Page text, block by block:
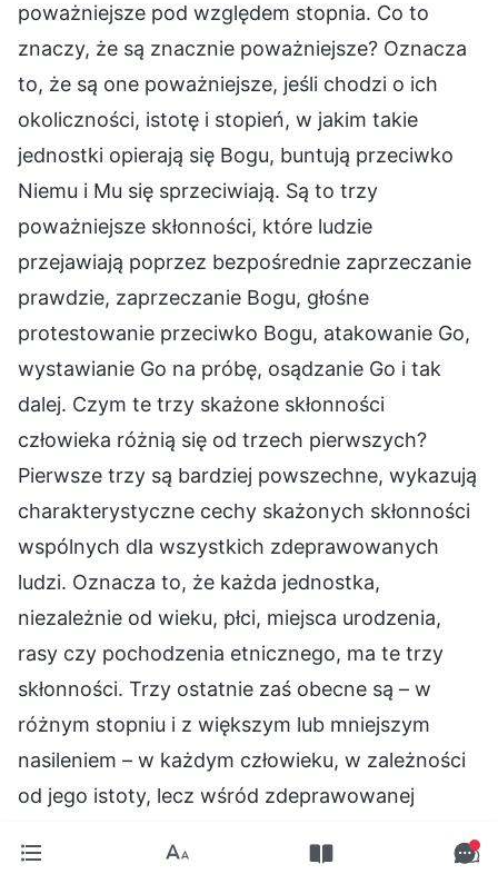
poważniejsze pod względem stopnia. Co to
znaczy, że są znacznie poważniejsze? Oznacza
to, że są one poważniejsze, jeśli chodzi o ich
okoliczności, istotę i stopień, w jakim takie
jednostki opierają się Bogu, buntują przeciwko
Niemu i Mu się sprzeciwiają. Są to trzy
poważniejsze skłonności, które ludzie
przejawiają poprzez bezpośrednie zaprzeczanie
prawdzie, zaprzeczanie Bogu, głośne
protestowanie przeciwko Bogu, atakowanie Go,
wystawianie Go na próbę, osądzanie Go i tak
dalej. Czym te trzy skażone skłonności
człowieka różnią się od trzech pierwszych?
Pierwsze trzy są bardziej powszechne, wykazują
charakterystyczne cechy skażonych skłonności
wspólnych dla wszystkich zdeprawowanych
ludzi. Oznacza to, że każda jednostka,
niezależnie od wieku, płci, miejsca urodzenia,
rasy czy pochodzenia etnicznego, ma te trzy
skłonności. Trzy ostatnie zaś obecne są – w
różnym stopniu i z większym lub mniejszym
nasileniem – w każdym człowieku, w zależności
od jego istoty, lecz wśród zdeprawowanej
skłonności – niegodziwość, niechęć do prawdy i